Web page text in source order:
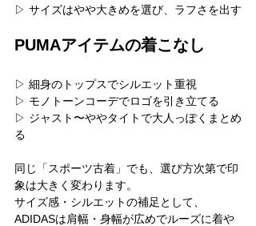
▷ サイズはやや大きめを選び、ラフさを出す
PUMAアイテムの着こなし
▷ 細身のトップスでシルエット重視
▷ モノトーンコーデでロゴを引き立てる
▷ ジャスト〜ややタイトで大人っぽくまとめ
る
同じ「スポーツ古着」でも、選び方次第で印
象は大きく変わります。
サイズ感・シルエットの補足として、
ADIDASは肩幅・身幅が広めでルーズに着や